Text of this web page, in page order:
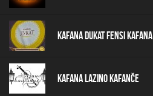
Kafana Dukat Fensi Kafana
Kafana Lazino Kafanče